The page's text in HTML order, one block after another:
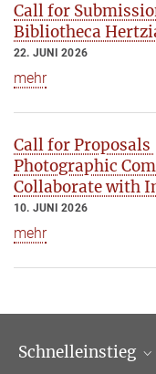
Call for
Bibliotheca
22. JUNI 2026
mehr
Call for Proposals
Photographic
Collaborate with
10. JUNI 2026
mehr
Schnelleinstieg